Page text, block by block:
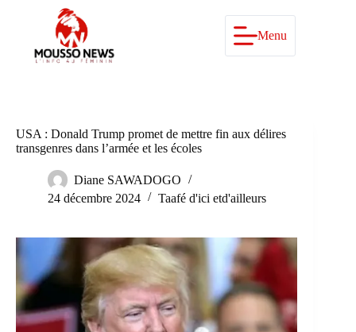
Menu
USA : Donald Trump promet de mettre fin aux délires
transgenres dans l’armée et les écoles
Diane SAWADOGO
24 décembre 2024
Taafé d'ici etd'ailleurs